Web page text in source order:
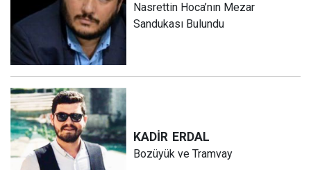
Nasrettin Hoca’nın Mezar
Sandukası Bulundu
KADİR ERDAL
Bozüyük ve Tramvay